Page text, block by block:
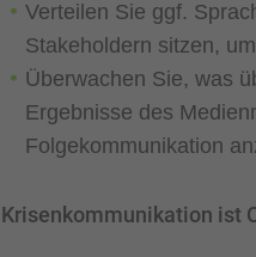
Verteilen Sie ggf.
Stakeholdern sitzen,
Überwachen Sie, was
Ergebnisse des
Folgekommunikation
Krisenkommunikation ist